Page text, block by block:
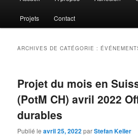
Projets Contact
ARCHIVES DE CATÉGORIE :
Projet du mois en
(PotM CH) avril 2022
durables
Publié leavril 25, 2022parStefan Keller